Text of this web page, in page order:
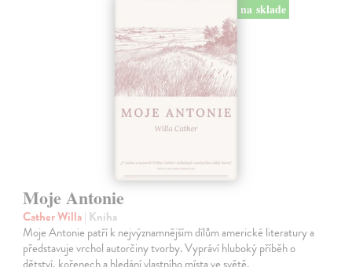
na sklade
Moje Antonie
Cather Willa| Kniha
Moje Antonie patří k nejvýznamnějším dílům americké literatury a
představuje vrchol autorčiny tvorby. Vypráví hluboký příběh o
dětství, kořenech a hledání vlastního místa ve světě.